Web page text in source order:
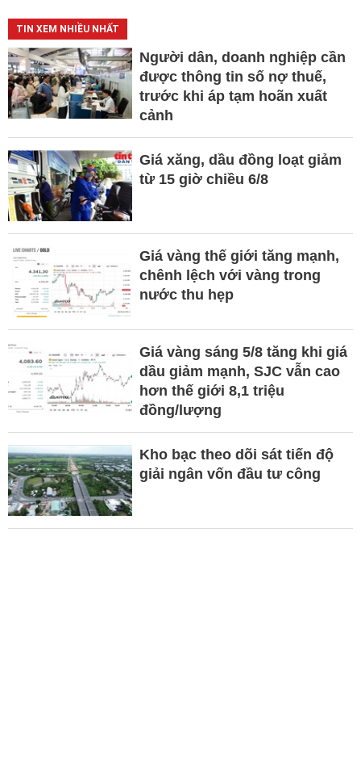
TIN XEM NHIỀU NHẤT
Người dân, doanh nghiệp cần
được thông tin số nợ thuế,
trước khi áp tạm hoãn xuất
cảnh
Giá xăng, dầu đồng loạt giảm
từ 15 giờ chiều 6/8
Giá vàng thế giới tăng mạnh,
chênh lệch với vàng trong
nước thu hẹp
Giá vàng sáng 5/8 tăng khi giá
dầu giảm mạnh, SJC vẫn cao
hơn thế giới 8,1 triệu
đồng/lượng
Kho bạc theo dõi sát tiến độ
giải ngân vốn đầu tư công